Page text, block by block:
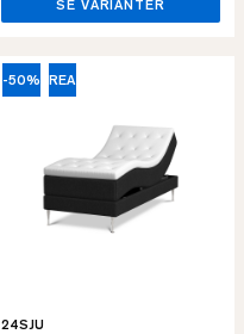
SE VARIANTER
-50% REA
24SJU